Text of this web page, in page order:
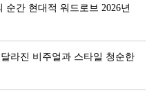
순간 현대적 워드로브 2026년
라진 비주얼과 스타일 청순한